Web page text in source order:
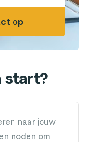
op
start?
naar jouw
noden om